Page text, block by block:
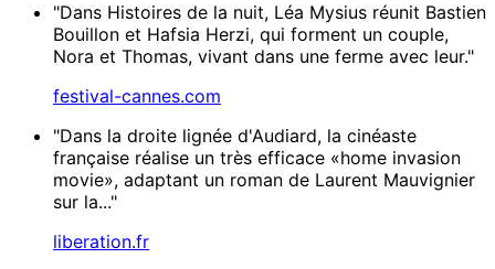
"Dans Histoires de la nuit, Léa Mysius réunit Bastien
Bouillon et Hafsia Herzi, qui forment un couple,
Nora et Thomas, vivant dans une ferme avec leur."
festival-cannes.com
"Dans la droite lignée d'Audiard, la cinéaste
française réalise un très efficace «home invasion
movie», adaptant un roman de Laurent Mauvignier
sur la..."
liberation.fr